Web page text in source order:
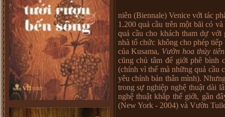
niên (Biennale) Venice với tác
1.200 quả cầu trên một bãi cỏ
quả cầu cho khách tham dự
nhà tổ chức không cho phép
của Kusama, Vườn hoa thủy tiên
cũng chủ tâm để giới phê bình
(chính vì thế mà những quả cầu
yêu chính bản thân mình).
trong sự nghiệp nghệ thuật dài
nghệ thuật khắp thế giới, gần
(New York - 2004) và Vườn